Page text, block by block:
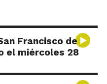
Francisco de
el miércoles 28